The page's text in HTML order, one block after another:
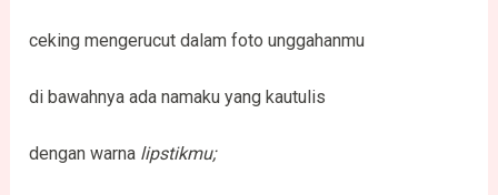
ceking mengerucut dalam foto unggahanmu
di bawahnya ada namaku yang kautulis
dengan warna lipstikmu;